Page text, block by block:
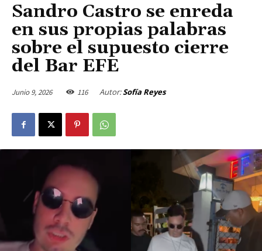
Sandro Castro se enreda
en sus propias palabras
sobre el supuesto cierre
del Bar EFE
Junio 9, 2026 116 Autor:Sofía Reyes